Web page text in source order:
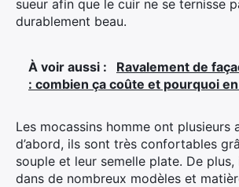
sueur afin que le cuir ne se ternisse
durablement beau.
À voir aussi :
Ravalement de
: combien ça coûte et pourquoi
Les mocassins homme ont plusieurs
d’abord, ils sont très confortables
souple et leur semelle plate. De
dans de nombreux modèles et